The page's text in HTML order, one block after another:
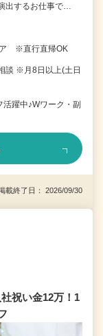
出するお仕事で…
ア ※直行直帰OK
談 ※月8日以上(土日
躍中♪Wワーク・副
終了日： 2026/09/30
祝い金12万！1